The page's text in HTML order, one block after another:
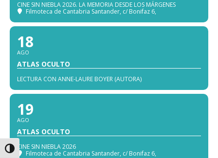
Alternar alto contraste
CINE SIN NIEBLA 2026. LA MEMORIA DESDE LOS MÁRGENES
Filmoteca de Cantabria Santander, c/ Bonifaz 6,
18
AGO
ATLAS OCULTO
LECTURA CON ANNE-LAURE BOYER (AUTORA)
19
AGO
ATLAS OCULTO
CINE SIN NIEBLA 2026
Filmoteca de Cantabria Santander, c/ Bonifaz 6,